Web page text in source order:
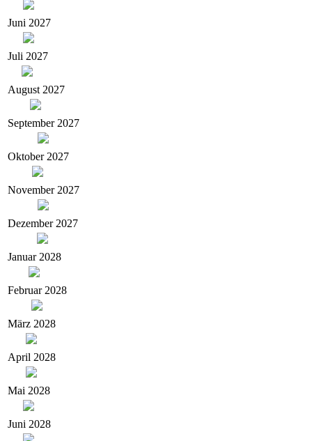
Juni 2027
Juli 2027
August 2027
September 2027
Oktober 2027
November 2027
Dezember 2027
Januar 2028
Februar 2028
März 2028
April 2028
Mai 2028
Juni 2028